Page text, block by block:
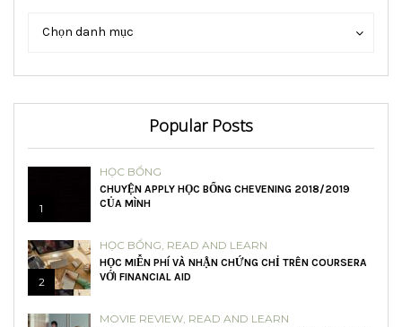
Chọn danh mục
Danh
Popular Posts
1
HỌC BỔNG
CHUYỆN APPLY HỌC BỔNG CHEVENING 2018/2019
CỦA MÌNH
2
HỌC BỔNG, READ AND LEARN
HỌC MIỄN PHÍ VÀ NHẬN CHỨNG CHỈ TRÊN COURSERA
VỚI FINANCIAL AID
MOVIE REVIEW, READ AND LEARN